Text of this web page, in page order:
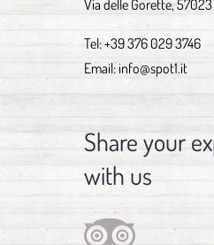
Via delle Gorette, 57023
Tel:+39 376 029 3746
Email: info@spot1.it
Share your
with us